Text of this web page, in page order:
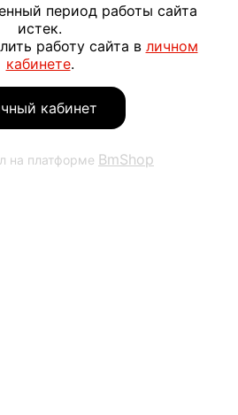
период работы сайта
истек.
работу сайта в личном
кабинете.
кабинет
на платформе BmShop